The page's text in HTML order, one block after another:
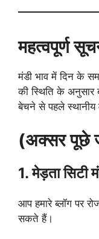
महत्वपूर्ण
मंडी भाव में दिन के
की स्थिति के
बेचने से पहले स्थानीय
(अक्सर पूछे
1. मेड़ता सिटी
आप हमारे ब्लॉग पर
सकते हैं।